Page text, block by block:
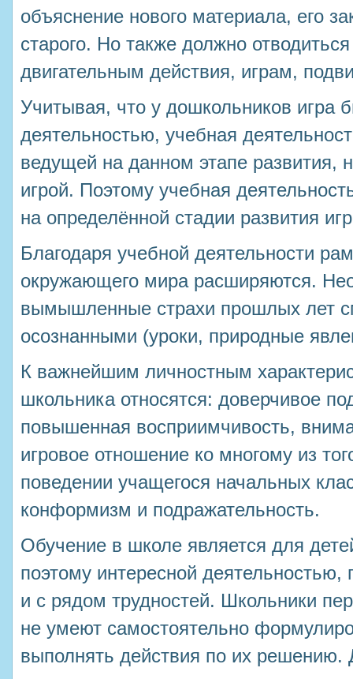
объяснение нового материала, его
старого. Но также должно
двигательным действия, играм,
Учитывая, что у дошкольников игра
деятельностью, учебная
ведущей на данном этапе развития,
игрой. Поэтому учебная
на определённой стадии развития
Благодаря учебной деятельности
окружающего мира расширяются.
вымышленные страхи прошлых лет
осознанными (уроки, природные
К важнейшим личностным
школьника относятся: доверчивое
повышенная восприимчивость,
игровое отношение ко многому из
поведении учащегося начальных
конформизм и подражательность.
Обучение в школе является для
поэтому интересной деятельностью,
и с рядом трудностей. Школьники
не умеют самостоятельно
выполнять действия по их